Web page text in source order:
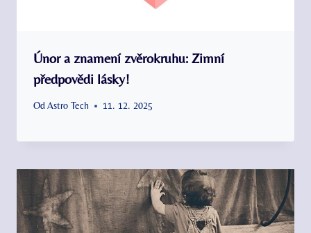
Únor a znamení zvěrokruhu: Zimní
předpovědi lásky!
Od Astro Tech 11. 12. 2025